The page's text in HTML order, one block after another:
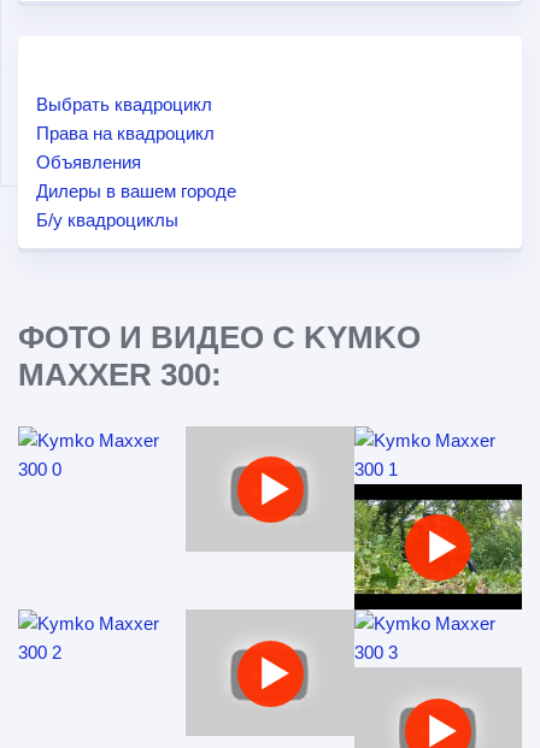
Выбрать квадроцикл
Права на квадроцикл
Объявления
Дилеры в вашем городе
Б/у квадроциклы
ФОТО И ВИДЕО С KYMKO
MAXXER 300: